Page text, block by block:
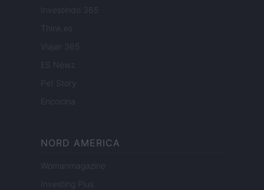
Investindo 365
Think.es
Viajar 365
ES Newz
Pet Story
Encocina
NORD AMERICA
Womanmagazine
Investing Plus